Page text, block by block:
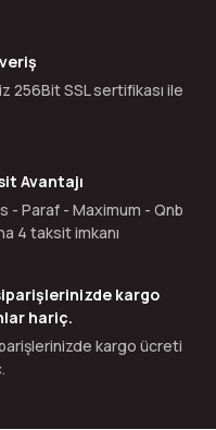
256Bit SSL sertifikası ile
Avantajı
- Paraf - Maximum - Qnb
4 taksit imkanı
kargo
hariç.
kargo ücreti